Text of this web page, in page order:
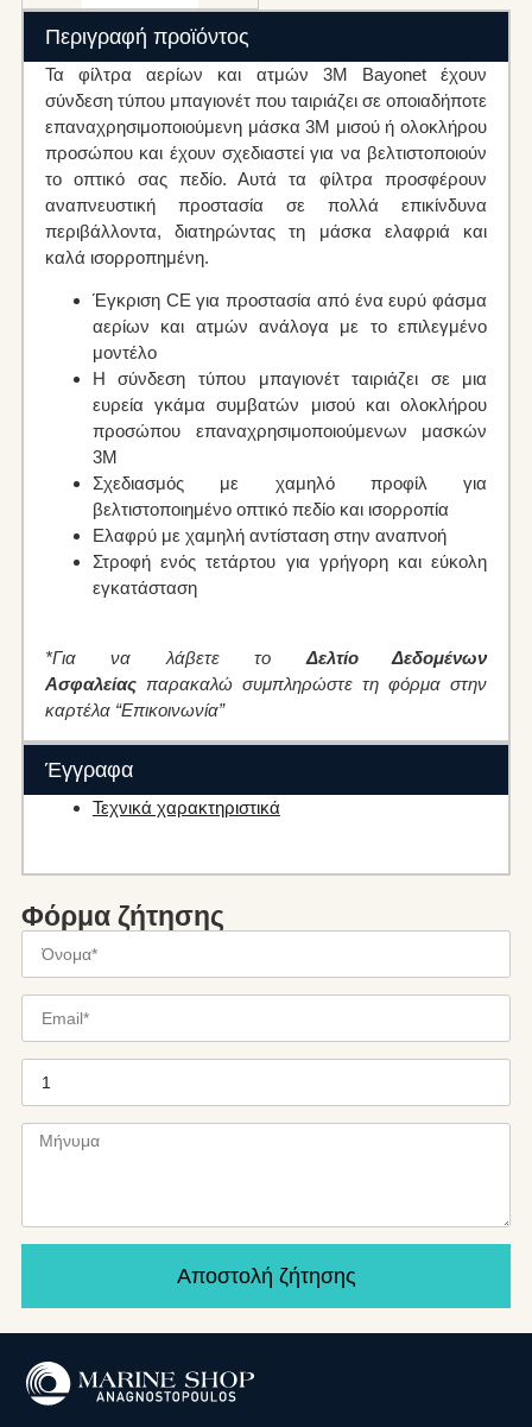
Περιγραφή προϊόντος
Τα φίλτρα αερίων και ατμών 3M Bayonet έχουν
σύνδεση τύπου μπαγιονέτ που ταιριάζει σε οποιαδήποτε
επαναχρησιμοποιούμενη μάσκα 3M μισού ή ολοκλήρου
προσώπου και έχουν σχεδιαστεί για να βελτιστοποιούν
το οπτικό σας πεδίο. Αυτά τα φίλτρα προσφέρουν
αναπνευστική προστασία σε πολλά επικίνδυνα
περιβάλλοντα, διατηρώντας τη μάσκα ελαφριά και
καλά ισορροπημένη.
Έγκριση CE για προστασία από ένα ευρύ φάσμα
αερίων και ατμών ανάλογα με το επιλεγμένο
μοντέλο
Η σύνδεση τύπου μπαγιονέτ ταιριάζει σε μια
ευρεία γκάμα συμβατών μισού και ολοκλήρου
προσώπου επαναχρησιμοποιούμενων μασκών
3M
Σχεδιασμός με χαμηλό προφίλ για
βελτιστοποιημένο οπτικό πεδίο και ισορροπία
Ελαφρύ με χαμηλή αντίσταση στην αναπνοή
Στροφή ενός τετάρτου για γρήγορη και εύκολη
εγκατάσταση
*Για να λάβετε τοΔελτίο Δεδομένων
Ασφαλείαςπαρακαλώ συμπληρώστε τη φόρμα στην
καρτέλα “Επικοινωνία”
Έγγραφα
Τεχνικά χαρακτηριστικά
Φόρμα ζήτησης
Αποστολή ζήτησης